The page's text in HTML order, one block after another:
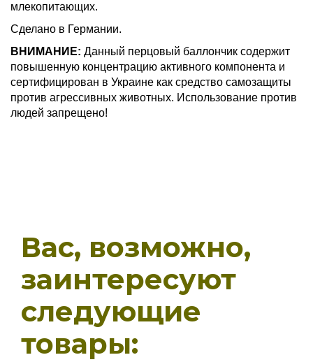
млекопитающих.
Сделано в Германии.
ВНИМАНИЕ: Данный перцовый баллончик содержит
повышенную концентрацию активного компонента и
сертифицирован в Украине как средство самозащиты
против агрессивных животных. Использование против
людей запрещено!
Вас, возможно,
заинтересуют
следующие
товары: